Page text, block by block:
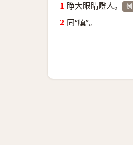
睁大眼睛瞪人。
同“嗔”。